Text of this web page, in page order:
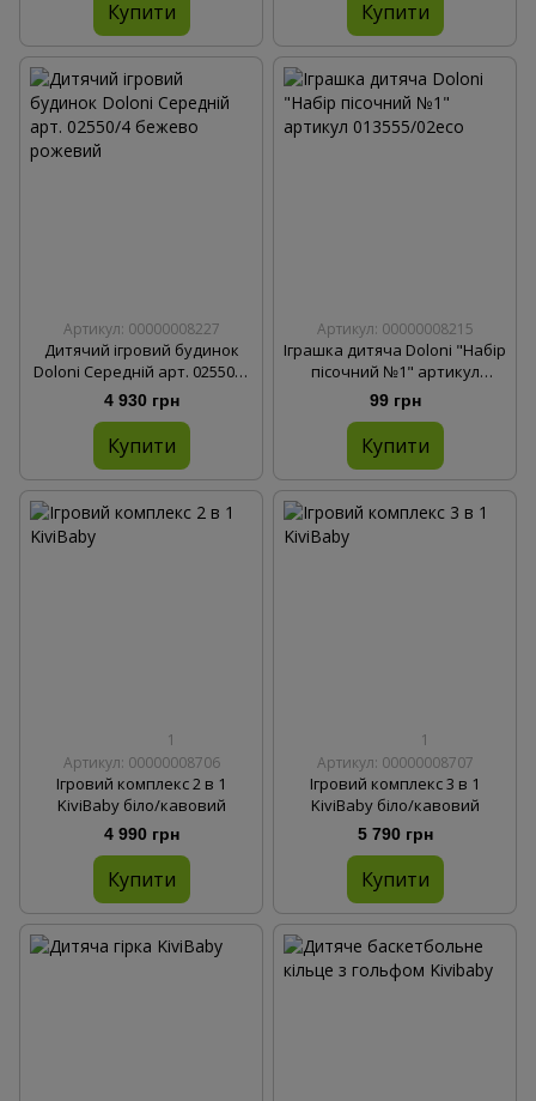
Купити Купити
Артикул: 00000008227
Дитячий ігровий будинок
Doloni Середній арт. 02550/5
бежево-сірий
4 930 грн
Купити
Артикул: 00000008215
Іграшка дитяча Doloni "Набір
пісочний №1" артикул
013555/02eco
99 грн
Купити
1
Артикул: 00000008706
Ігровий комплекс 2 в 1
KiviBaby біло/кавовий
4 990 грн
Купити
1
Артикул: 00000008707
Ігровий комплекс 3 в 1
KiviBaby біло/кавовий
5 790 грн
Купити